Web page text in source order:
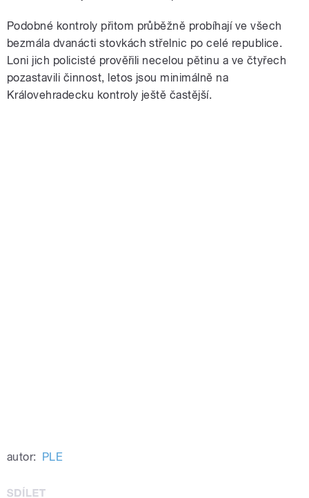
Podobné kontroly přitom průběžně probíhají ve všech
bezmála dvanácti stovkách střelnic po celé republice.
Loni jich policisté prověřili necelou pětinu a ve čtyřech
pozastavili činnost, letos jsou minimálně na
Královehradecku kontroly ještě častější.
autor: PLE